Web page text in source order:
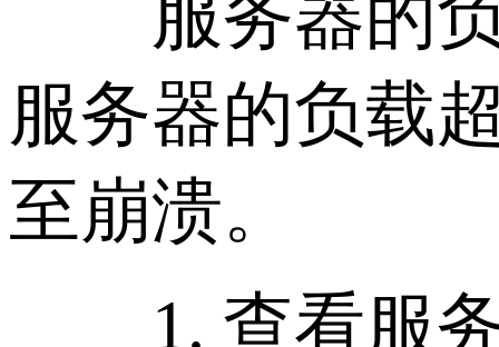
服务器的负
服务器的负载
至崩溃。
1. 查看服务